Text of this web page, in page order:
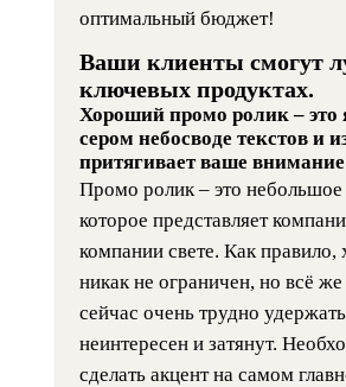
оптимальный бюджет!
Ваши клиенты смогут
ключевых продуктах.
Хороший промо ролик – это
сером небосводе текстов и
притягивает ваше
Промо ролик – это
которое представляет
компании свете. Как
никак не ограничен, но всё
сейчас очень трудно
неинтересен и затянут.
сделать акцент на самом